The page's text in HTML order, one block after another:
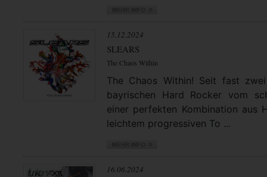
15.12.2024
SLEARS
The Chaos Within
The Chaos Within! Seit fast
bayrischen Hard Rocker vom
einer perfekten Kombination aus
leichtem progressiven To ...
16.06.2024